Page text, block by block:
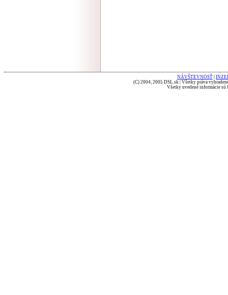
NÁVŠTEVNOSŤ
(C) 2004, 2005 DSL.sk | Všetky práva
Všetky uvedené informácie sú